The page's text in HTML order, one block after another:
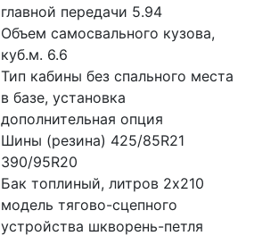
главной передачи 5.94
Объем самосвального кузова,
куб.м. 6.6
Тип кабины без спального места
в базе, установка
дополнительная опция
Шины (резина) 425/85R21
390/95R20
Бак топлиный, литров 2х210
модель тягово-сцепного
устройства шкворень-петля